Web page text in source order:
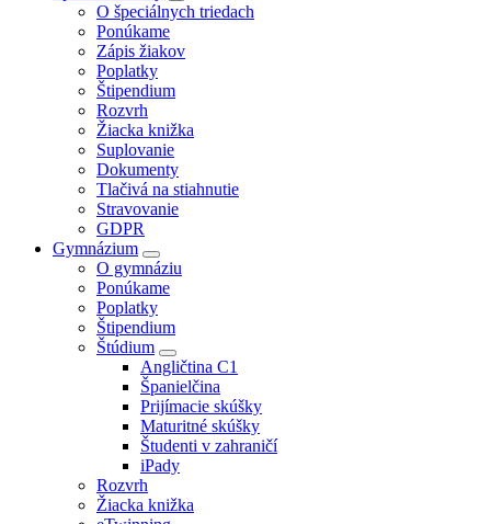
O špeciálnych triedach
Ponúkame
Zápis žiakov
Poplatky
Štipendium
Rozvrh
Žiacka knižka
Suplovanie
Dokumenty
Tlačivá na stiahnutie
Stravovanie
GDPR
Gymnázium
O gymnáziu
Ponúkame
Poplatky
Štipendium
Štúdium
Angličtina C1
Španielčina
Prijímacie skúšky
Maturitné skúšky
Študenti v zahraničí
iPady
Rozvrh
Žiacka knižka